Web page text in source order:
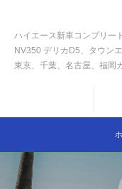
ハイエース新車コンプリー
NV350 デリカD5、タウン
東京、千葉、名古屋、福岡